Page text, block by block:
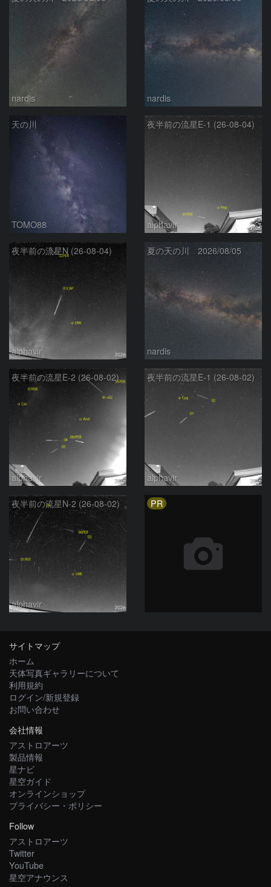
nardis nardis
天の川
TOMO88
夜半前の流星E-1 (26-08-04)
alphavir
夜半前の流星N (26-08-04)
alphavir
夏の天の川 2026/08/05
nardis
夜半前の流星E-2 (26-08-02)
alphavir
夜半前の流星E-1 (26-08-02)
alphavir
夜半前の流星N-2 (26-08-02)
alphavir
PR
サイトマップ
ホーム
天体写真ギャラリーについて
利用規約
ログイン/新規登録
お問い合わせ
会社情報
アストロアーツ
製品情報
星ナビ
星空ガイド
オンラインショップ
プライバシー・ポリシー
Follow
アストロアーツ
Twitter
YouTube
星空アナウンス